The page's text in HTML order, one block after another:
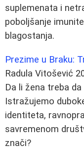
suplemenata i
poboljšanje
blagostanja.
Prezime u Braku:
Radula Vitošević
Da li žena treba
Istražujemo
identiteta,
savremenom
znači?